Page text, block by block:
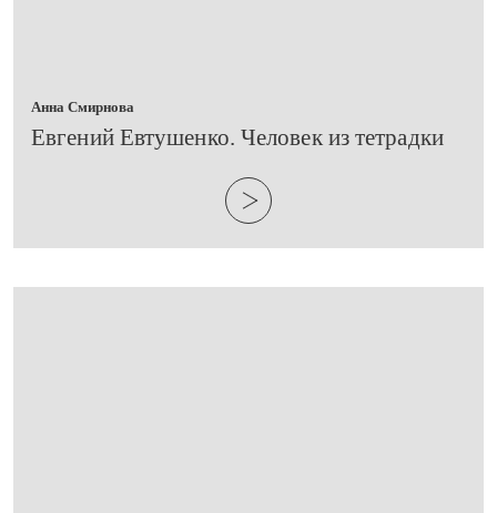
Анна Смирнова
Евгений Евтушенко. Человек из тетрадки